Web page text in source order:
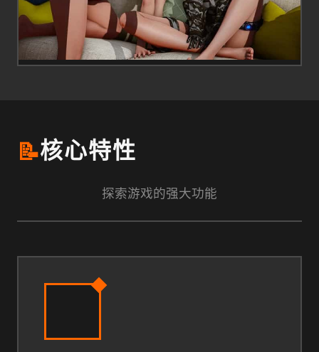
📝核心特性
探索游戏的强大功能